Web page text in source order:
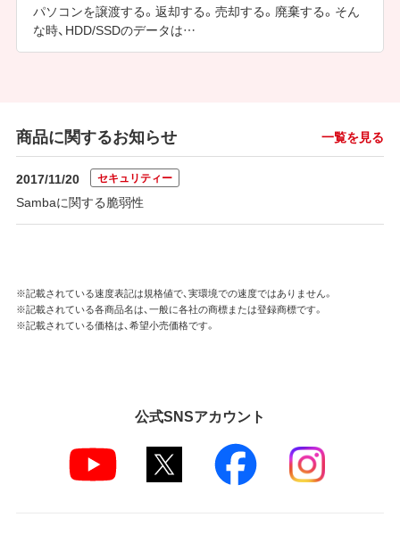
パソコンを譲渡する。返却する。売却する。廃棄する。そん
な時、HDD/SSDのデータは…
商品に関するお知らせ 一覧を見る
2017/11/20 セキュリティー
Sambaに関する脆弱性
※記載されている速度表記は規格値で、実環境での速度ではありません。
※記載されている各商品名は、一般に各社の商標または登録商標です。
※記載されている価格は、希望小売価格です。
公式SNSアカウント